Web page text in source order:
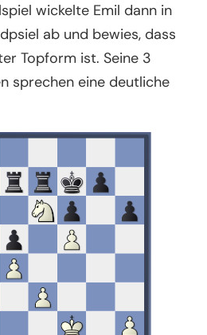
wickelte Emil dann in
ab und bewies, dass
Topform ist. Seine 3
sprechen eine deutliche